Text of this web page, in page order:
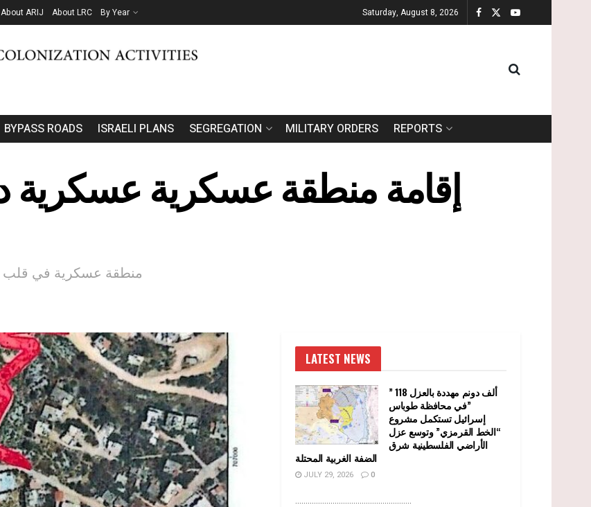
About ARIJ About LRC By Year Saturday, August 8, 2026
BYPASS ROADS ISRAELI PLANS SEGREGATION MILITARY ORDERS REPORTS
إقامة منطقة عسكرية عسكرية
"منطقة عسكرية في قلب
LATEST NEWS
” 118 ألف دونم مهددة بالعزل
في محافظة طوباس”
إسرائيل تستكمل مشروع
“الخط القرمزي” وتوسع عزل
الأراضي الفلسطينية شرق
الضفة الغربية المحتلة
JULY 29, 2026 0
........................................................